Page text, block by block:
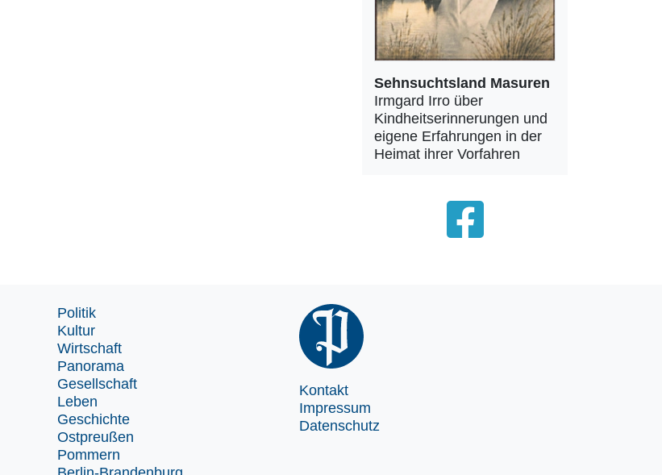
Sehnsuchtsland Masuren
Irmgard Irro über
Kindheitserinnerungen und
eigene Erfahrungen in der
Heimat ihrer Vorfahren
Politik
Kultur
Wirtschaft
Panorama
Gesellschaft
Leben
Geschichte
Ostpreußen
Pommern
Kontakt
Impressum
Datenschutz